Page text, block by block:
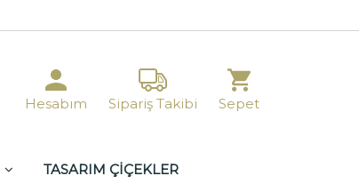
Hesabım Sipariş Takibi Sepet
TASARIM ÇİÇEKLER